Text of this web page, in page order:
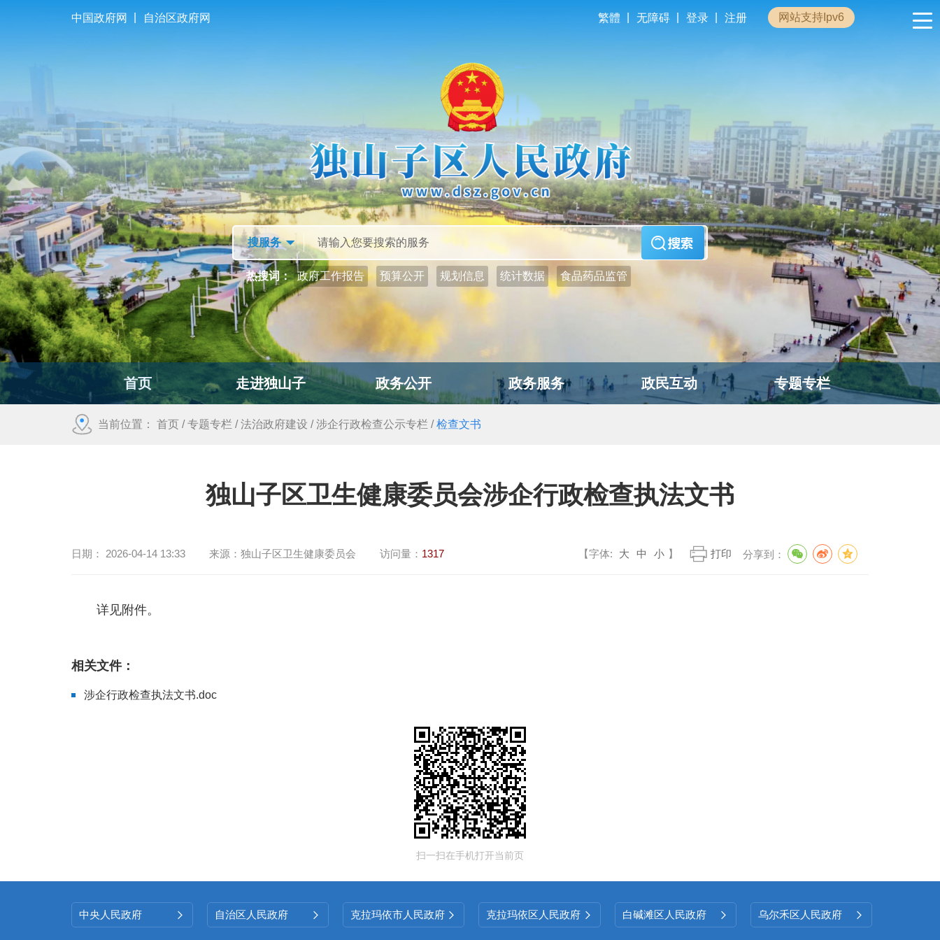
中国政府网 自治区政府网 繁體 无障碍 登录 注册 网站支持Ipv6
热搜词： 政府工作报告 预算公开 规划信息 统计数据 食品药品监管
首页 走进独山子 政务公开 政务服务 政民互动 专题专栏
首页 政民互动 专题专栏
当前位置： 首页 /专题专栏 /法治政府建设 /涉企行政检查公示专栏 /检查文书
独山子区卫生健康委员会涉企行政检查执法文书
日期： 2026-04-14 13:33 来源： 独山子区卫生健康委员会 访问量： 1317 【字体: 大 中 小 】 打印 分享到：
详见附件。
相关文件：
涉企行政检查执法文书.doc
扫一扫在手机打开当前页
中央人民政府  自治区人民政府  克拉玛依市人民政府  克拉玛依区人民政府  白碱滩区人民政府  乌尔禾区人民政府 